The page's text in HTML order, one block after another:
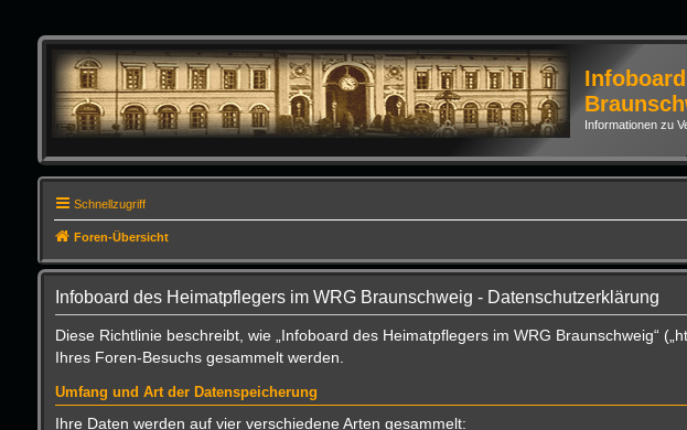
Informationen zu
Schnellzugriff
Foren-Übersicht
Infoboard des Heimatpflegers im WRG Braunschweig - Datenschutzerklärung
Diese Richtlinie beschreibt, wie „Infoboard des Heimatpflegers im WRG Braunschweig“
Ihres Foren-Besuchs gesammelt werden.
Umfang und Art der Datenspeicherung
Ihre Daten werden auf vier verschiedene Arten gesammelt: